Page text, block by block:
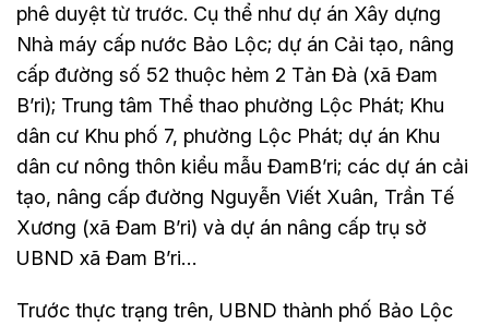
phê duyệt từ trước. Cụ thể như dự án Xây dựng
Nhà máy cấp nước Bảo Lộc; dự án Cải tạo, nâng
cấp đường số 52 thuộc hẻm 2 Tản Đà (xã Đam
B’ri); Trung tâm Thể thao phường Lộc Phát; Khu
dân cư Khu phố 7, phường Lộc Phát; dự án Khu
dân cư nông thôn kiểu mẫu ĐamB’ri; các dự án cải
tạo, nâng cấp đường Nguyễn Viết Xuân, Trần Tế
Xương (xã Đam B’ri) và dự án nâng cấp trụ sở
UBND xã Đam B’ri…
Trước thực trạng trên, UBND thành phố Bảo Lộc